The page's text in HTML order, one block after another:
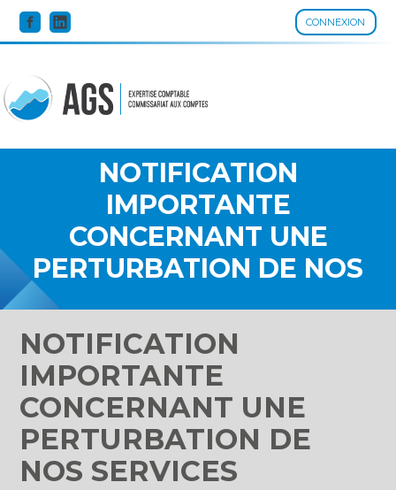
CONNEXION
Aller
au
NOTIFICATION
IMPORTANTE
CONCERNANT UNE
PERTURBATION DE NOS
NOTIFICATION
IMPORTANTE
CONCERNANT UNE
PERTURBATION DE
NOS SERVICES